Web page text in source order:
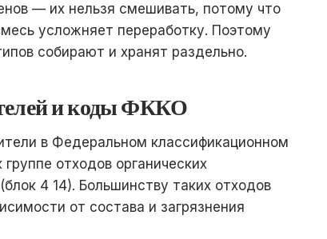
— их нельзя смешивать, потому что
усложняет переработку. Поэтому
собирают и хранят раздельно.
и коды ФККО
в Федеральном классификационном
отходов органических
4 14). Большинству таких отходов
от состава и загрязнения